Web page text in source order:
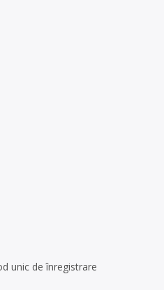
unic de înregistrare